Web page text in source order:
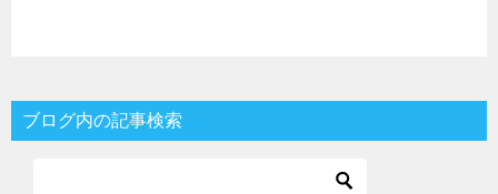
ブログ内の記事検索